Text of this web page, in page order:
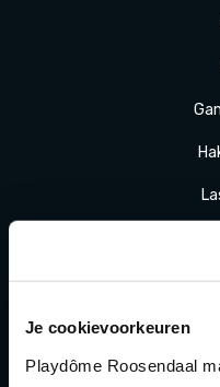
Je cookievoorkeuren
Playdôme Roosendaal